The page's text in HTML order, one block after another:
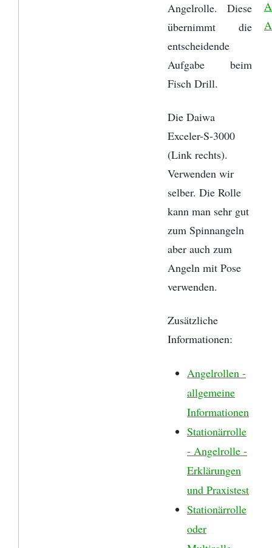
Angelrolle. Diese
übernimmt die
entscheidende
Aufgabe beim
Fisch Drill.
Die Daiwa
Exceler-S-3000
(Link rechts).
Verwenden wir
selber. Die Rolle
kann man sehr gut
zum Spinnangeln
aber auch zum
Angeln mit Pose
verwenden.
Zusätzliche
Informationen:
Angelrollen -
allgemeine
Informationen
Stationärrolle
- Angelrolle -
Erklärungen
und Praxistest
Stationärrolle
oder